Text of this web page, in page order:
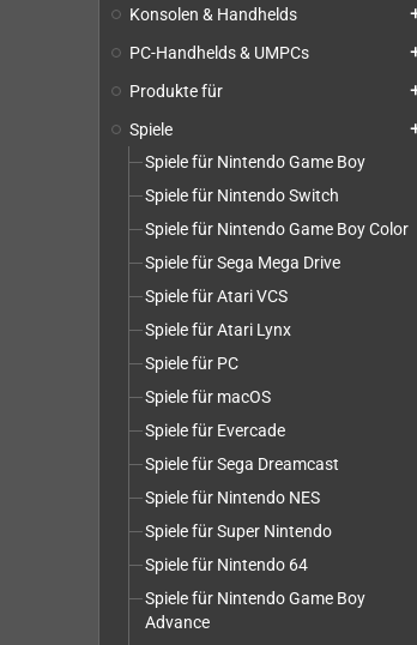
Konsolen & Handhelds
PC-Handhelds & UMPCs
Produkte für
Spiele
Spiele für Nintendo Game Boy
Spiele für Nintendo Switch
Spiele für Nintendo Game Boy Color
Spiele für Sega Mega Drive
Spiele für Atari VCS
Spiele für Atari Lynx
Spiele für PC
Spiele für macOS
Spiele für Evercade
Spiele für Sega Dreamcast
Spiele für Nintendo NES
Spiele für Super Nintendo
Spiele für Nintendo 64
Spiele für Nintendo Game Boy
Advance